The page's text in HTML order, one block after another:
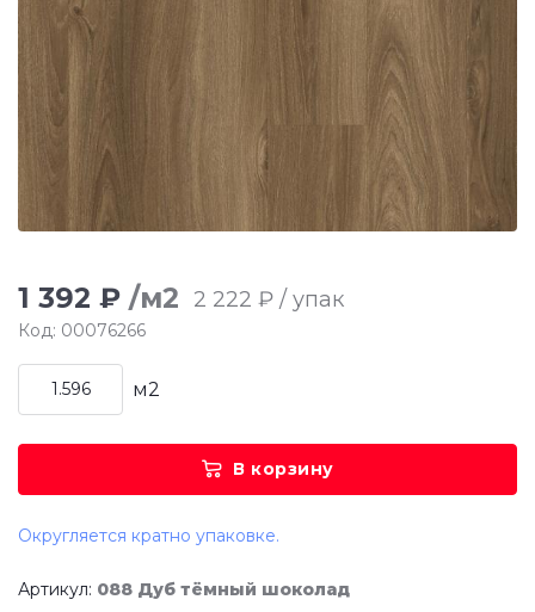
1 392 ₽ /м2 2 222 ₽ / упак
Код: 00076266
м2
В корзину
Округляется кратно упаковке.
Артикул: 088 Дуб тёмный шоколад